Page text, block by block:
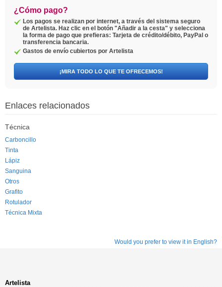
¿Cómo pago?
Los pagos se realizan por internet, a través del sistema seguro
de Artelista. Haz clic en el botón "Añadir a la cesta" y selecciona
la forma de pago que prefieras: Tarjeta de crédito/débito, PayPal o
transferencia bancaria.
Gastos de envío cubiertos por Artelista
¡MIRA TODO LO QUE TE OFRECEMOS!
Enlaces relacionados
Técnica
Carboncillo
Tinta
Lápiz
Sanguina
Otros
Grafito
Rotulador
Técnica Mixta
Would you prefer to view it in English?
Artelista